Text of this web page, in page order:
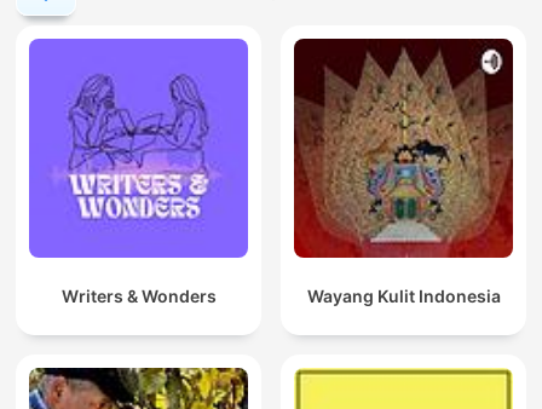
Writers & Wonders Wayang Kulit Indonesia